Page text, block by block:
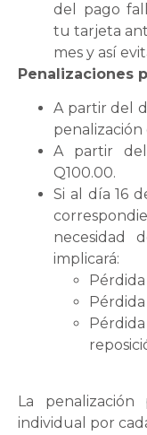
del pago
tu tarjeta
mes y así
Penalizaciones
A partir del
penalización
A partir
Q100.00.
Si al día 16
necesidad
implicará:
La
individual por